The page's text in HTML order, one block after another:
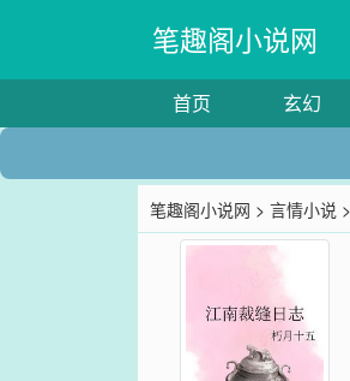
笔趣阁小说网
首页 玄幻
笔趣阁小说网 >言情小说